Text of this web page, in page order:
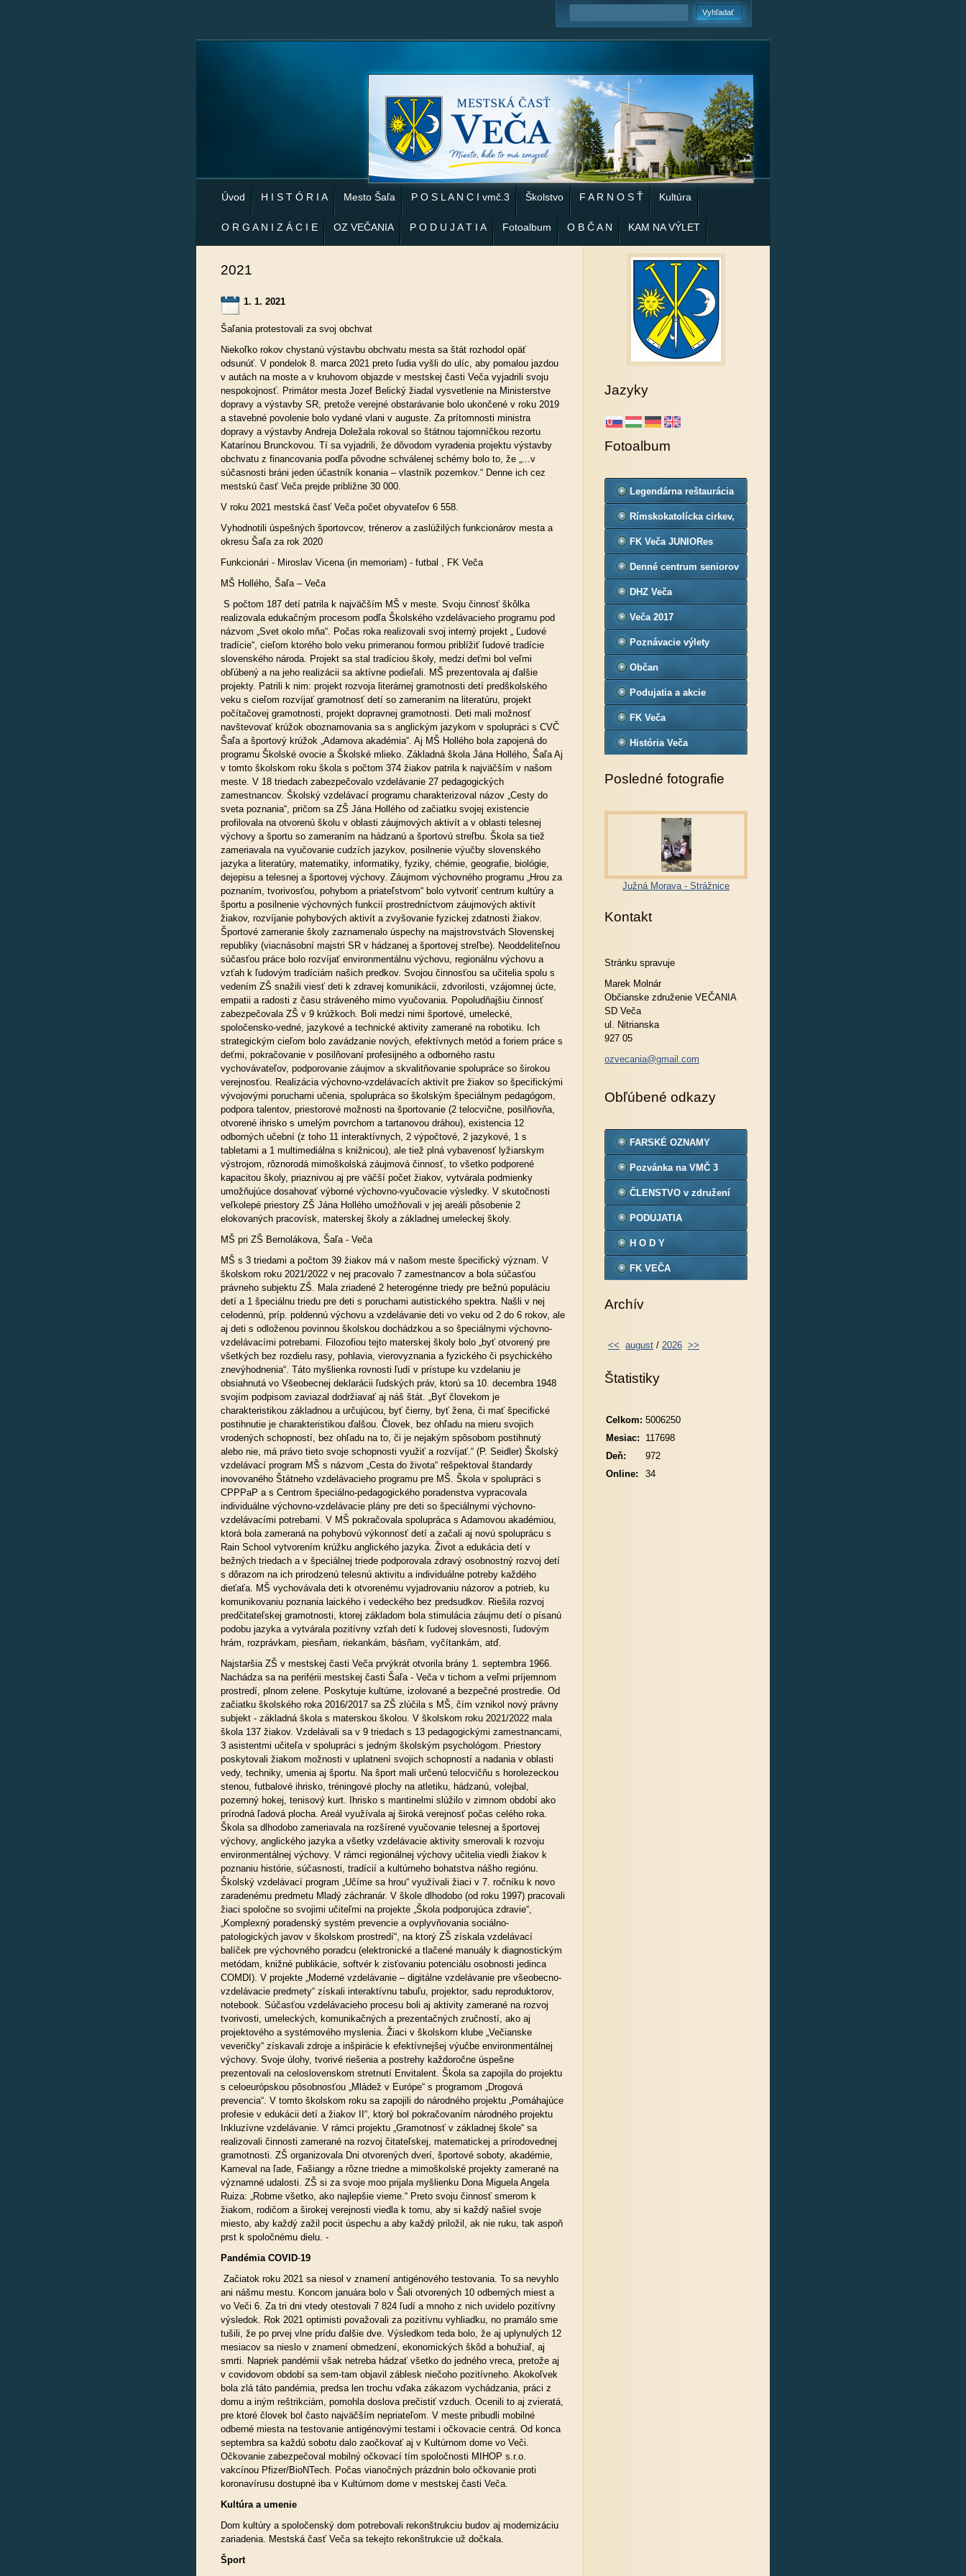
Úvod H I S T Ó R I A Mesto Šaľa P O S L A N C I vmč.3 Školstvo F A R N O S Ť Kultúra
O R G A N I Z Á C I E OZ VEČANIA P O D U J A T I A Fotoalbum O B Č A N KAM NA VÝLET
2021
1. 1. 2021
Šaľania protestovali za svoj obchvat
Niekoľko rokov chystanú výstavbu obchvatu mesta sa štát rozhodol opäť
odsunúť. V pondelok 8. marca 2021 preto ľudia vyšli do ulíc, aby pomalou jazdou
v autách na moste a v kruhovom objazde v mestskej časti Veča vyjadrili svoju
nespokojnosť. Primátor mesta Jozef Belický žiadal vysvetlenie na Ministerstve
dopravy a výstavby SR, pretože verejné obstarávanie bolo ukončené v roku 2019
a stavebné povolenie bolo vydané vlani v auguste. Za prítomnosti ministra
dopravy a výstavby Andreja Doležala rokoval so štátnou tajomníčkou rezortu
Katarínou Brunckovou. Tí sa vyjadrili, že dôvodom vyradenia projektu výstavby
obchvatu z financovania podľa pôvodne schválenej schémy bolo to, že „...v
súčasnosti bráni jeden účastník konania – vlastník pozemkov.“ Denne ich cez
mestskú časť Veča prejde približne 30 000.
V roku 2021 mestská časť Veča počet obyvateľov 6 558.
Vyhodnotili úspešných športovcov, trénerov a zaslúžilých funkcionárov mesta a
okresu Šaľa za rok 2020
Funkcionári - Miroslav Vicena (in memoriam) - futbal , FK Veča
MŠ Hollého, Šaľa – Veča
S počtom 187 detí patrila k najväčším MŠ v meste. Svoju činnosť škôlka
realizovala edukačným procesom podľa Školského vzdelávacieho programu pod
názvom „Svet okolo mňa“. Počas roka realizovali svoj interný projekt „ Ľudové
tradície“, cieľom ktorého bolo veku primeranou formou priblížiť ľudové tradície
slovenského národa. Projekt sa stal tradíciou školy, medzi deťmi bol veľmi
obľúbený a na jeho realizácii sa aktívne podieľali. MŠ prezentovala aj ďalšie
projekty. Patrili k nim: projekt rozvoja literárnej gramotnosti detí predškolského
veku s cieľom rozvíjať gramotnosť detí so zameraním na literatúru, projekt
počítačovej gramotnosti, projekt dopravnej gramotnosti. Deti mali možnosť
navštevovať krúžok oboznamovania sa s anglickým jazykom v spolupráci s CVČ
Šaľa a športový krúžok „Adamova akadémia“. Aj MŠ Hollého bola zapojená do
programu Školské ovocie a Školské mlieko. Základná škola Jána Hollého, Šaľa Aj
v tomto školskom roku škola s počtom 374 žiakov patrila k najväčším v našom
meste. V 18 triedach zabezpečovalo vzdelávanie 27 pedagogických
zamestnancov. Školský vzdelávací programu charakterizoval názov „Cesty do
sveta poznania“, pričom sa ZŠ Jána Hollého od začiatku svojej existencie
profilovala na otvorenú školu v oblasti záujmových aktivít a v oblasti telesnej
výchovy a športu so zameraním na hádzanú a športovú streľbu. Škola sa tiež
zameriavala na vyučovanie cudzích jazykov, posilnenie výučby slovenského
jazyka a literatúry, matematiky, informatiky, fyziky, chémie, geografie, biológie,
dejepisu a telesnej a športovej výchovy. Záujmom výchovného programu „Hrou za
poznaním, tvorivosťou, pohybom a priateľstvom“ bolo vytvoriť centrum kultúry a
športu a posilnenie výchovných funkcií prostredníctvom záujmových aktivít
žiakov, rozvíjanie pohybových aktivít a zvyšovanie fyzickej zdatnosti žiakov.
Športové zameranie školy zaznamenalo úspechy na majstrovstvách Slovenskej
republiky (viacnásobní majstri SR v hádzanej a športovej streľbe). Neoddeliteľnou
súčasťou práce bolo rozvíjať environmentálnu výchovu, regionálnu výchovu a
vzťah k ľudovým tradíciám našich predkov. Svojou činnosťou sa učitelia spolu s
vedením ZŠ snažili viesť deti k zdravej komunikácii, zdvorilosti, vzájomnej úcte,
empatii a radosti z času stráveného mimo vyučovania. Popoludňajšiu činnosť
zabezpečovala ZŠ v 9 krúžkoch. Boli medzi nimi športové, umelecké,
spoločensko-vedné, jazykové a technické aktivity zamerané na robotiku. Ich
strategickým cieľom bolo zavádzanie nových, efektívnych metód a foriem práce s
deťmi, pokračovanie v posilňovaní profesijného a odborného rastu
vychovávateľov, podporovanie záujmov a skvalitňovanie spolupráce so širokou
verejnosťou. Realizácia výchovno-vzdelávacích aktivít pre žiakov so špecifickými
vývojovými poruchami učenia, spolupráca so školským špeciálnym pedagógom,
podpora talentov, priestorové možnosti na športovanie (2 telocvične, posilňovňa,
otvorené ihrisko s umelým povrchom a tartanovou dráhou), existencia 12
odborných učební (z toho 11 interaktívnych, 2 výpočtové, 2 jazykové, 1 s
tabletami a 1 multimediálna s knižnicou), ale tiež plná vybavenosť lyžiarskym
výstrojom, rôznorodá mimoškolská záujmová činnosť, to všetko podporené
kapacitou školy, priaznivou aj pre väčší počet žiakov, vytvárala podmienky
umožňujúce dosahovať výborné výchovno-vyučovacie výsledky. V skutočnosti
veľkolepé priestory ZŠ Jána Hollého umožňovali v jej areáli pôsobenie 2
elokovaných pracovísk, materskej školy a základnej umeleckej školy.
MŠ pri ZŠ Bernolákova, Šaľa - Veča
MŠ s 3 triedami a počtom 39 žiakov má v našom meste špecifický význam. V
školskom roku 2021/2022 v nej pracovalo 7 zamestnancov a bola súčasťou
právneho subjektu ZŠ. Mala zriadené 2 heterogénne triedy pre bežnú populáciu
detí a 1 špeciálnu triedu pre deti s poruchami autistického spektra. Našli v nej
celodennú, príp. poldennú výchovu a vzdelávanie deti vo veku od 2 do 6 rokov, ale
aj deti s odloženou povinnou školskou dochádzkou a so špeciálnymi výchovno-
vzdelávacími potrebami. Filozofiou tejto materskej školy bolo „byť otvorený pre
všetkých bez rozdielu rasy, pohlavia, vierovyznania a fyzického či psychického
znevýhodnenia“. Táto myšlienka rovnosti ľudí v prístupe ku vzdelaniu je
obsiahnutá vo Všeobecnej deklarácii ľudských práv, ktorú sa 10. decembra 1948
svojím podpisom zaviazal dodržiavať aj náš štát. „Byť človekom je
charakteristikou základnou a určujúcou, byť čierny, byť žena, či mať špecifické
postihnutie je charakteristikou ďalšou. Človek, bez ohľadu na mieru svojich
vrodených schopností, bez ohľadu na to, či je nejakým spôsobom postihnutý
alebo nie, má právo tieto svoje schopnosti využiť a rozvíjať.“ (P. Seidler) Školský
vzdelávací program MŠ s názvom „Cesta do života“ rešpektoval štandardy
inovovaného Štátneho vzdelávacieho programu pre MŠ. Škola v spolupráci s
CPPPaP a s Centrom špeciálno-pedagogického poradenstva vypracovala
individuálne výchovno-vzdelávacie plány pre deti so špeciálnymi výchovno-
vzdelávacími potrebami. V MŠ pokračovala spolupráca s Adamovou akadémiou,
ktorá bola zameraná na pohybovú výkonnosť detí a začali aj novú spoluprácu s
Rain School vytvorením krúžku anglického jazyka. Život a edukácia detí v
bežných triedach a v špeciálnej triede podporovala zdravý osobnostný rozvoj detí
s dôrazom na ich prirodzenú telesnú aktivitu a individuálne potreby každého
dieťaťa. MŠ vychovávala deti k otvorenému vyjadrovaniu názorov a potrieb, ku
komunikovaniu poznania laického i vedeckého bez predsudkov. Riešila rozvoj
predčitateľskej gramotnosti, ktorej základom bola stimulácia záujmu detí o písanú
podobu jazyka a vytvárala pozitívny vzťah detí k ľudovej slovesnosti, ľudovým
hrám, rozprávkam, piesňam, riekankám, básňam, vyčítankám, atď.
Najstaršia ZŠ v mestskej časti Veča prvýkrát otvorila brány 1. septembra 1966.
Nachádza sa na periférii mestskej časti Šaľa - Veča v tichom a veľmi príjemnom
prostredí, plnom zelene. Poskytuje kultúrne, izolované a bezpečné prostredie. Od
začiatku školského roka 2016/2017 sa ZŠ zlúčila s MŠ, čím vznikol nový právny
subjekt - základná škola s materskou školou. V školskom roku 2021/2022 mala
škola 137 žiakov. Vzdelávali sa v 9 triedach s 13 pedagogickými zamestnancami,
3 asistentmi učiteľa v spolupráci s jedným školským psychológom. Priestory
poskytovali žiakom možnosti v uplatnení svojich schopností a nadania v oblasti
vedy, techniky, umenia aj športu. Na šport mali určenú telocvičňu s horolezeckou
stenou, futbalové ihrisko, tréningové plochy na atletiku, hádzanú, volejbal,
pozemný hokej, tenisový kurt. Ihrisko s mantinelmi slúžilo v zimnom období ako
prírodná ľadová plocha. Areál využívala aj široká verejnosť počas celého roka.
Škola sa dlhodobo zameriavala na rozšírené vyučovanie telesnej a športovej
výchovy, anglického jazyka a všetky vzdelávacie aktivity smerovali k rozvoju
environmentálnej výchovy. V rámci regionálnej výchovy učitelia viedli žiakov k
poznaniu histórie, súčasnosti, tradícií a kultúrneho bohatstva nášho regiónu.
Školský vzdelávací program „Učíme sa hrou“ využívali žiaci v 7. ročníku k novo
zaradenému predmetu Mladý záchranár. V škole dlhodobo (od roku 1997) pracovali
žiaci spoločne so svojimi učiteľmi na projekte „Škola podporujúca zdravie“,
„Komplexný poradenský systém prevencie a ovplyvňovania sociálno-
patologických javov v školskom prostredí“, na ktorý ZŠ získala vzdelávací
balíček pre výchovného poradcu (elektronické a tlačené manuály k diagnostickým
metódam, knižné publikácie, softvér k zisťovaniu potenciálu osobnosti jedinca
COMDI). V projekte „Moderné vzdelávanie – digitálne vzdelávanie pre všeobecno-
vzdelávacie predmety“ získali interaktívnu tabuľu, projektor, sadu reproduktorov,
notebook. Súčasťou vzdelávacieho procesu boli aj aktivity zamerané na rozvoj
tvorivosti, umeleckých, komunikačných a prezentačných zručností, ako aj
projektového a systémového myslenia. Žiaci v školskom klube „Večianske
veveričky“ získavali zdroje a inšpirácie k efektívnejšej výučbe environmentálnej
výchovy. Svoje úlohy, tvorivé riešenia a postrehy každoročne úspešne
prezentovali na celoslovenskom stretnutí Envitalent. Škola sa zapojila do projektu
s celoeurópskou pôsobnosťou „Mládež v Európe“ s programom „Drogová
prevencia“. V tomto školskom roku sa zapojili do národného projektu „Pomáhajúce
profesie v edukácii detí a žiakov II“, ktorý bol pokračovaním národného projektu
Inkluzívne vzdelávanie. V rámci projektu „Gramotnosť v základnej škole“ sa
realizovali činnosti zamerané na rozvoj čitateľskej, matematickej a prírodovednej
gramotnosti. ZŠ organizovala Dni otvorených dverí, športové soboty, akadémie,
Karneval na ľade, Fašiangy a rôzne triedne a mimoškolské projekty zamerané na
významné udalosti. ZŠ si za svoje moo prijala myšlienku Dona Miguela Angela
Ruiza: „Robme všetko, ako najlepšie vieme.“ Preto svoju činnosť smerom k
žiakom, rodičom a širokej verejnosti viedla k tomu, aby si každý našiel svoje
miesto, aby každý zažil pocit úspechu a aby každý priložil, ak nie ruku, tak aspoň
prst k spoločnému dielu. -
Pandémia COVID-19
Začiatok roku 2021 sa niesol v znamení antigénového testovania. To sa nevyhlo
ani nášmu mestu. Koncom januára bolo v Šali otvorených 10 odberných miest a
vo Veči 6. Za tri dni vtedy otestovali 7 824 ľudí a mnoho z nich uvidelo pozitívny
výsledok. Rok 2021 optimisti považovali za pozitívnu vyhliadku, no pramálo sme
tušili, že po prvej vlne prídu ďalšie dve. Výsledkom teda bolo, že aj uplynulých 12
mesiacov sa nieslo v znamení obmedzení, ekonomických škôd a bohužiaľ, aj
smrti. Napriek pandémii však netreba hádzať všetko do jedného vreca, pretože aj
v covidovom období sa sem-tam objavil záblesk niečoho pozitívneho. Akokoľvek
bola zlá táto pandémia, predsa len trochu vďaka zákazom vychádzania, práci z
domu a iným reštrikciám, pomohla doslova prečistiť vzduch. Ocenili to aj zvieratá,
pre ktoré človek bol často najväčším nepriateľom. V meste pribudli mobilné
odberné miesta na testovanie antigénovými testami i očkovacie centrá. Od konca
septembra sa každú sobotu dalo zaočkovať aj v Kultúrnom dome vo Veči.
Očkovanie zabezpečoval mobilný očkovací tím spoločnosti MIHOP s.r.o.
vakcínou Pfizer/BioNTech. Počas vianočných prázdnin bolo očkovanie proti
koronavírusu dostupné iba v Kultúrnom dome v mestskej časti Veča.
Kultúra a umenie
Dom kultúry a spoločenský dom potrebovali rekonštrukciu budov aj modernizáciu
zariadenia. Mestská časť Veča sa tekejto rekonštrukcie už dočkala.
Šport
Jazyky
Fotoalbum
Legendárna reštaurácia
Corgoň
Rímskokatolícka cirkev,
farnosť Veča
FK Veča JUNIORes
Denné centrum seniorov
č.3
DHZ Veča
Veča 2017
Poznávacie výlety
Občan
Podujatia a akcie
FK Veča
História Veča
Posledné fotografie
Južná Morava - Strážnice
Kontakt
Stránku spravuje
Marek Molnár
Občianske združenie VEČANIA
SD Veča
ul. Nitrianska
927 05
ozvecania@gmail.com
Obľúbené odkazy
FARSKÉ OZNAMY
Pozvánka na VMČ 3
ČLENSTVO v združení
PODUJATIA
H O D Y
FK VEČA
Archív
<< august / 2026 >>
Štatistiky
Online: 34
Celkom: 5006250
Mesiac:
117698
Deň:
972